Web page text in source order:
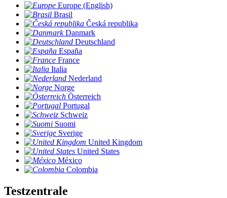
Europe (English)
Brasil
Česká republika
Danmark
Deutschland
España
France
Italia
Nederland
Norge
Österreich
Portugal
Schweiz
Suomi
Sverige
United Kingdom
United States
México
Colombia
Testzentrale